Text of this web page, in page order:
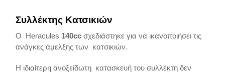
Συλλέκτης Κατσικιών
O Heracules 140ccσχεδιάστηκε για να ικανοποιήσει τις
ανάγκες άμελξης των κατσικιών.
Η ιδιαίτερη ανοξείδωτη κατασκευή του συλλέκτη δεν